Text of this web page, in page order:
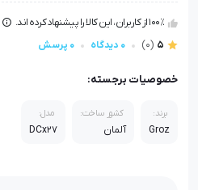
100٪ از کاربران، این کالا را پیشنهاد کرده اند.
5
(0) 0 دیدگاه 0 پرسش
خصوصیات برجسته:
برند:
Groz
کشور ساخت:
آلمان
مدل:
DCx27